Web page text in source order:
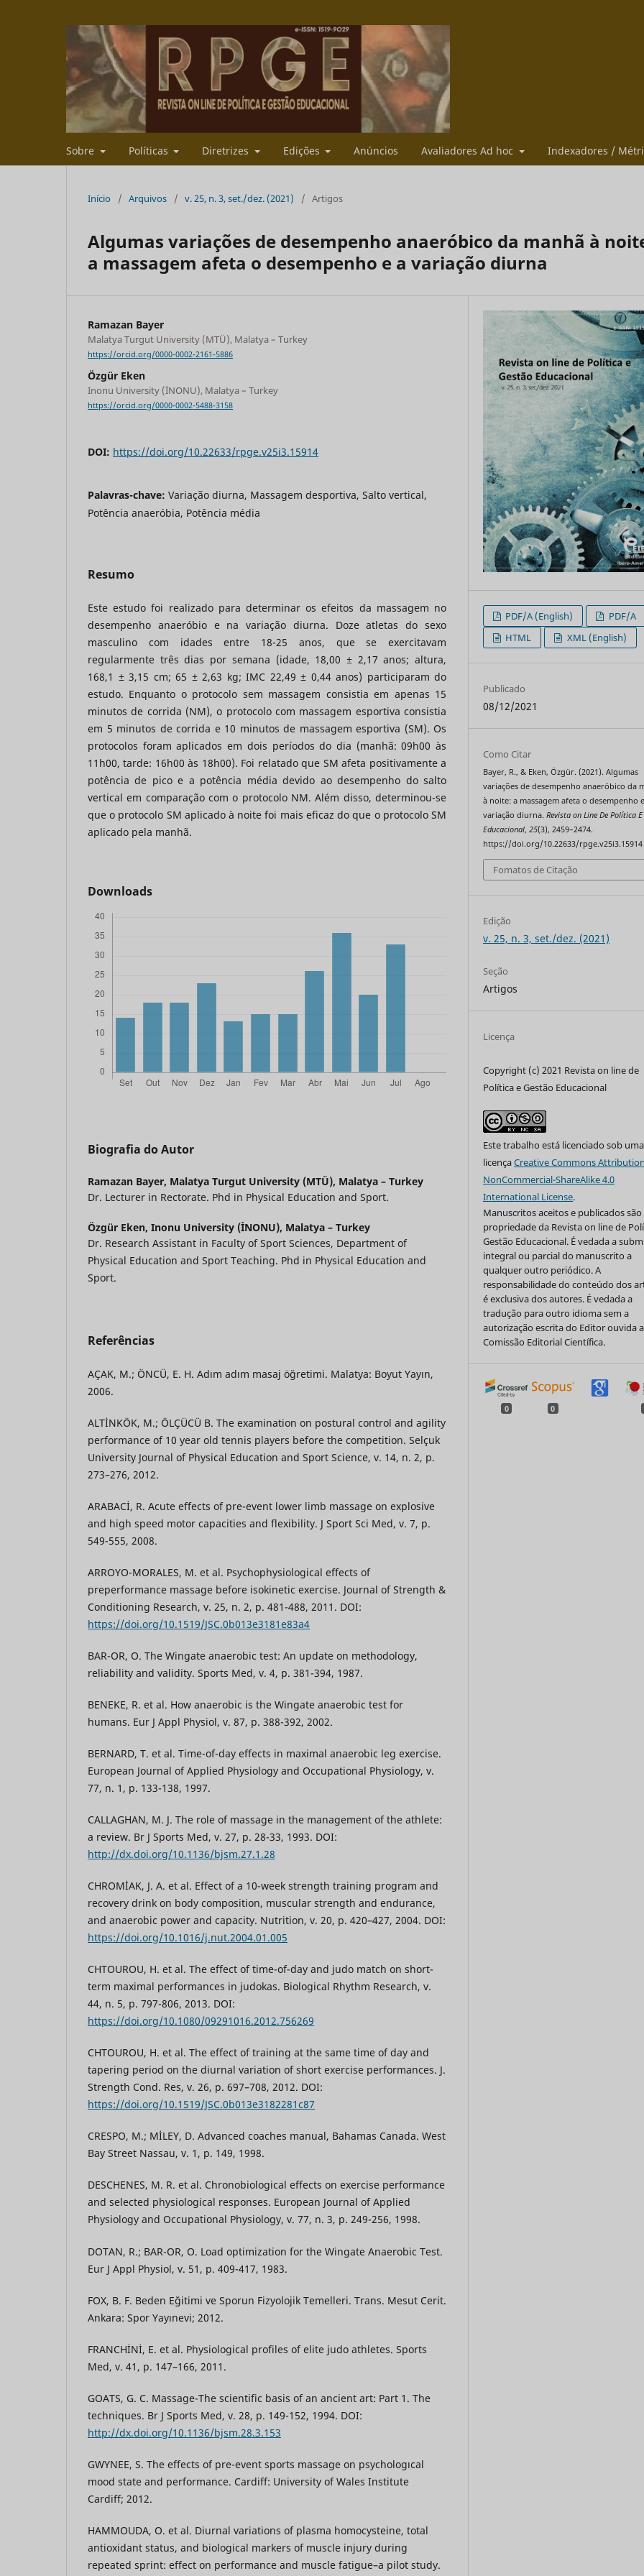
Sobre Políticas Diretrizes Edições Anúncios Avaliadores Ad hoc Indexadores /
Início / Arquivos / v. 25, n. 3, set./dez. (2021) / Artigos
Algumas variações de desempenho anaeróbico da manhã à
a massagem afeta o desempenho e a variação diurna
Ramazan Bayer
Malatya Turgut University (MTÜ), Malatya – Turkey
https://orcid.org/0000-0002-2161-5886
Özgür Eken
Inonu University (İNONU), Malatya – Turkey
https://orcid.org/0000-0002-5488-3158
DOI: https://doi.org/10.22633/rpge.v25i3.15914
Palavras-chave: Variação diurna, Massagem desportiva, Salto vertical,
Potência anaeróbia, Potência média
Resumo
Este estudo foi realizado para determinar os efeitos da massagem no
desempenho anaeróbio e na variação diurna. Doze atletas do sexo
masculino com idades entre 18-25 anos, que se exercitavam
regularmente três dias por semana (idade, 18,00 ± 2,17 anos; altura,
168,1 ± 3,15 cm; 65 ± 2,63 kg; IMC 22,49 ± 0,44 anos) participaram do
estudo. Enquanto o protocolo sem massagem consistia em apenas 15
minutos de corrida (NM), o protocolo com massagem esportiva consistia
em 5 minutos de corrida e 10 minutos de massagem esportiva (SM). Os
protocolos foram aplicados em dois períodos do dia (manhã: 09h00 às
11h00, tarde: 16h00 às 18h00). Foi relatado que SM afeta positivamente a
potência de pico e a potência média devido ao desempenho do salto
vertical em comparação com o protocolo NM. Além disso, determinou-se
que o protocolo SM aplicado à noite foi mais eficaz do que o protocolo SM
aplicado pela manhã.
Downloads
Biografia do Autor
Ramazan Bayer, Malatya Turgut University (MTÜ), Malatya – Turkey
Dr. Lecturer in Rectorate. Phd in Physical Education and Sport.
Özgür Eken, Inonu University (İNONU), Malatya – Turkey
Dr. Research Assistant in Faculty of Sport Sciences, Department of
Physical Education and Sport Teaching. Phd in Physical Education and
Sport.
Referências
AÇAK, M.; ÖNCÜ, E. H. Adım adım masaj öğretimi. Malatya: Boyut Yayın,
2006.
ALTİNKÖK, M.; ÖLÇÜCÜ B. The examination on postural control and agility
performance of 10 year old tennis players before the competition. Selçuk
University Journal of Physical Education and Sport Science, v. 14, n. 2, p.
273–276, 2012.
ARABACİ, R. Acute effects of pre-event lower limb massage on explosive
and high speed motor capacities and flexibility. J Sport Sci Med, v. 7, p.
549-555, 2008.
ARROYO-MORALES, M. et al. Psychophysiological effects of
preperformance massage before isokinetic exercise. Journal of Strength &
Conditioning Research, v. 25, n. 2, p. 481-488, 2011. DOI:
https://doi.org/10.1519/JSC.0b013e3181e83a4
BAR-OR, O. The Wingate anaerobic test: An update on methodology,
reliability and validity. Sports Med, v. 4, p. 381-394, 1987.
BENEKE, R. et al. How anaerobic is the Wingate anaerobic test for
humans. Eur J Appl Physiol, v. 87, p. 388-392, 2002.
BERNARD, T. et al. Time-of-day effects in maximal anaerobic leg exercise.
European Journal of Applied Physiology and Occupational Physiology, v.
77, n. 1, p. 133-138, 1997.
CALLAGHAN, M. J. The role of massage in the management of the athlete:
a review. Br J Sports Med, v. 27, p. 28-33, 1993. DOI:
http://dx.doi.org/10.1136/bjsm.27.1.28
CHROMİAK, J. A. et al. Effect of a 10-week strength training program and
recovery drink on body composition, muscular strength and endurance,
and anaerobic power and capacity. Nutrition, v. 20, p. 420–427, 2004. DOI:
https://doi.org/10.1016/j.nut.2004.01.005
CHTOUROU, H. et al. The effect of time-of-day and judo match on short-
term maximal performances in judokas. Biological Rhythm Research, v.
44, n. 5, p. 797-806, 2013. DOI:
https://doi.org/10.1080/09291016.2012.756269
CHTOUROU, H. et al. The effect of training at the same time of day and
tapering period on the diurnal variation of short exercise performances. J.
Strength Cond. Res, v. 26, p. 697–708, 2012. DOI:
https://doi.org/10.1519/JSC.0b013e3182281c87
CRESPO, M.; MİLEY, D. Advanced coaches manual, Bahamas Canada. West
Bay Street Nassau, v. 1, p. 149, 1998.
DESCHENES, M. R. et al. Chronobiological effects on exercise performance
and selected physiological responses. European Journal of Applied
Physiology and Occupational Physiology, v. 77, n. 3, p. 249-256, 1998.
DOTAN, R.; BAR-OR, O. Load optimization for the Wingate Anaerobic Test.
Eur J Appl Physiol, v. 51, p. 409-417, 1983.
FOX, B. F. Beden Eğitimi ve Sporun Fizyolojik Temelleri. Trans. Mesut Cerit.
Ankara: Spor Yayınevi; 2012.
FRANCHİNİ, E. et al. Physiological profiles of elite judo athletes. Sports
Med, v. 41, p. 147–166, 2011.
GOATS, G. C. Massage-The scientific basis of an ancient art: Part 1. The
techniques. Br J Sports Med, v. 28, p. 149-152, 1994. DOI:
http://dx.doi.org/10.1136/bjsm.28.3.153
GWYNEE, S. The effects of pre-event sports massage on psychologıcal
mood state and performance. Cardiff: University of Wales Institute
Cardiff; 2012.
HAMMOUDA, O. et al. Diurnal variations of plasma homocysteine, total
antioxidant status, and biological markers of muscle injury during
repeated sprint: effect on performance and muscle fatigue–a pilot study.
PDF/A (English)
PDF/A
HTML
XML (English)
Publicado
08/12/2021
Como Citar
Bayer, R., & Eken, Özgür. (2021). Algumas
variações de desempenho anaeróbico da
à noite: a massagem afeta o desempenho
variação diurna.Revista on Line De Política
Educacional,25(3), 2459–2474.
https://doi.org/10.22633/rpge.v25i3.15914
Fomatos de Citação
Edição
v. 25, n. 3, set./dez. (2021)
Seção
Artigos
Licença
Copyright (c) 2021 Revista on line de
Política e Gestão Educacional
Este trabalho está licenciado sob uma
licençaCreative Commons
NonCommercial-ShareAlike 4.0
International License.
Manuscritos aceitos e publicados são
propriedade da Revista on line de
Gestão Educacional. É vedada a
integral ou parcial do manuscrito a
qualquer outro periódico. A
responsabilidade do conteúdo dos
é exclusiva dos autores. É vedada a
tradução para outro idioma sem a
autorização escrita do Editor ouvida a
Comissão Editorial Científica.
0 0